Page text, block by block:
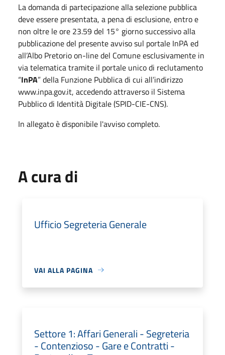
La domanda di partecipazione alla selezione pubblica
deve essere presentata, a pena di esclusione, entro e
non oltre le ore 23.59 del 15° giorno successivo alla
pubblicazione del presente avviso sul portale InPA ed
all’Albo Pretorio on-line del Comune esclusivamente in
via telematica tramite il portale unico di reclutamento
“InPA” della Funzione Pubblica di cui all’indirizzo
www.inpa.gov.it, accedendo attraverso il Sistema
Pubblico di Identità Digitale (SPID-CIE-CNS).
In allegato è disponibile l'avviso completo.
A cura di
Ufficio Segreteria Generale
VAI ALLA PAGINA
Settore 1: Affari Generali - Segreteria
- Contenzioso - Gare e Contratti -